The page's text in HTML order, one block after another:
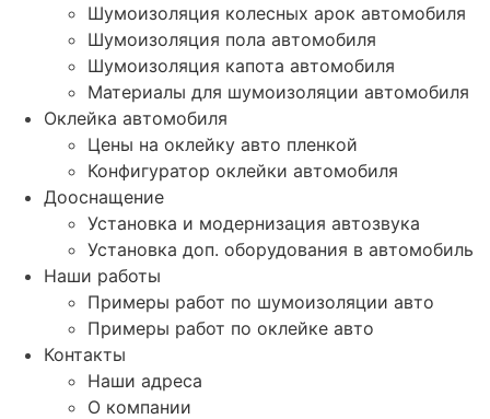
Шумоизоляция колесных арок автомобиля
Шумоизоляция пола автомобиля
Шумоизоляция капота автомобиля
Материалы для шумоизоляции автомобиля
Оклейка автомобиля
Цены на оклейку авто пленкой
Конфигуратор оклейки автомобиля
Дооснащение
Установка и модернизация автозвука
Установка доп. оборудования в автомобиль
Наши работы
Примеры работ по шумоизоляции авто
Примеры работ по оклейке авто
Контакты
Наши адреса
О компании